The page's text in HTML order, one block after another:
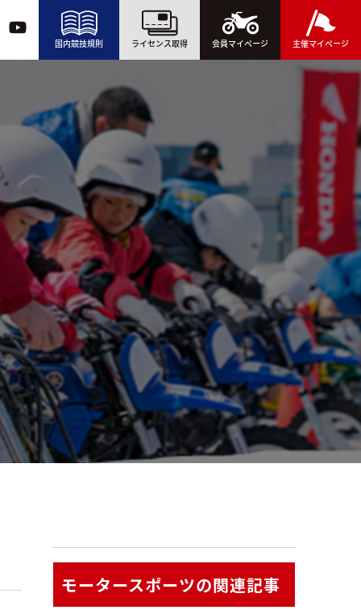
国内競技規則 ライセンス取得 会員マイページ 主催マイページ
モータースポーツの関連記事